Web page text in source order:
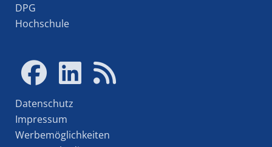
DPG
Hochschule
Datenschutz
Impressum
Werbemöglichkeiten